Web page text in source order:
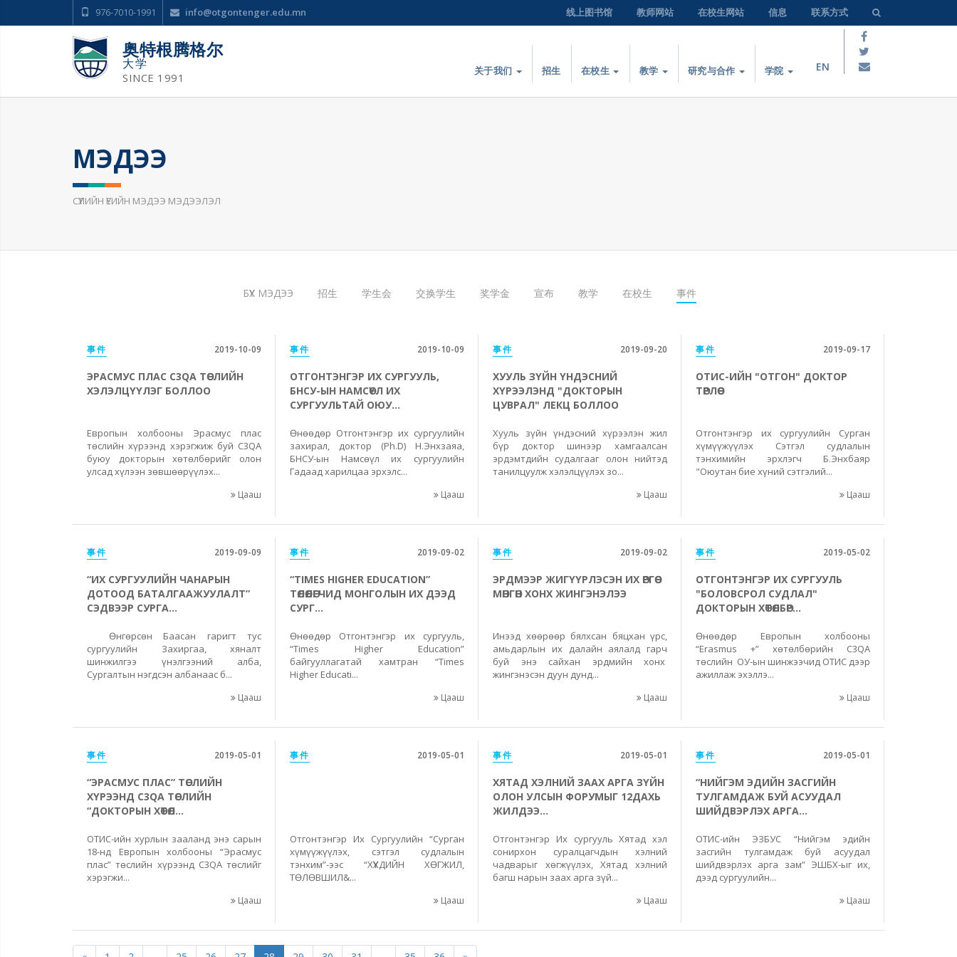
976-7010-1991 info@otgontenger.edu.mn 线上图书馆 教师网站 在校生网站 信息 联系方式
奥特根腾格尔
大学
SINCE 1991 关于我们 招生 在校生 教学 研究与合作 学院 EN
МЭДЭЭ
СҮҮЛИЙН ҮЕИЙН МЭДЭЭ МЭДЭЭЛЭЛ
БҮХ МЭДЭЭ 招生 学生会 交换学生 奖学金 宣布 教学 在校生 事件
事件 2019-10-09
ЭРАСМУС ПЛАС C3QA ТӨСЛИЙН
ХЭЛЭЛЦҮҮЛЭГ БОЛЛОО
Европын холбооны Эрасмус плас
төслийн хүрээнд хэрэгжиж буй C3QA
буюу докторын хөтөлбөрийг олон
улсад хүлээн зөвшөөрүүлэх...
Цааш
事件 2019-10-09
ОТГОНТЭНГЭР ИХ СУРГУУЛЬ,
БНСУ-ЫН НАМСӨҮЛ ИХ
СУРГУУЛЬТАЙ ОЮУ...
Өнөөдөр Отгонтэнгэр их сургуулийн
захирал, доктор (Ph.D) Н.Энхзаяа,
БНСУ-ын Намсөүл их сургуулийн
Гадаад харилцаа эрхэлс...
Цааш
事件 2019-09-20
ХУУЛЬ ЗҮЙН ҮНДЭСНИЙ
ХҮРЭЭЛЭНД "ДОКТОРЫН
ЦУВРАЛ" ЛЕКЦ БОЛЛОО
Хууль зүйн үндэсний хүрээлэн жил
бүр доктор шинээр хамгаалсан
эрдэмтдийн судалгааг олон нийтэд
танилцуулж хэлэлцүүлэх зо...
Цааш
事件 2019-09-17
ОТИС-ИЙН "ОТГОН" ДОКТОР
ТӨРЛӨӨ
Отгонтэнгэр их сургуулийн Сурган
хүмүүжүүлэх Сэтгэл судлалын
тэнхимийн эрхлэгч Б.Энхбаяр
"Оюутан бие хүний сэтгэлий...
Цааш
事件 2019-09-09
“ИХ СУРГУУЛИЙН ЧАНАРЫН
ДОТООД БАТАЛГААЖУУЛАЛТ”
СЭДВЭЭР СУРГА...
Өнгөрсөн Баасан гаригт тус
сургуулийн Захиргаа, хяналт
шинжилгээ үнэлгээний алба,
Сургалтын нэгдсэн албанаас б...
Цааш
事件 2019-09-02
“TIMES HIGHER EDUCATION”
ТӨЛӨӨЛӨГЧИД МОНГОЛЫН ИХ ДЭЭД
СУРГ...
Өнөөдөр Отгонтэнгэр их сургууль,
“Times Higher Education”
байгууллагатай хамтран “Times
Higher Educati...
Цааш
事件 2019-09-02
ЭРДМЭЭР ЖИГҮҮРЛЭСЭН ИХ ӨРГӨӨ
МӨНГӨН ХОНХ ЖИНГЭНЭЛЭЭ
Инээд хөөрөөр бялхсан бяцхан үрс,
амьдарлын их далайн аялалд гарч
буй энэ сайхан эрдмийн хонх
жингэнэсэн дуун дунд...
Цааш
事件 2019-05-02
ОТГОНТЭНГЭР ИХ СУРГУУЛЬ
"БОЛОВСРОЛ СУДЛАЛ"
ДОКТОРЫН ХӨТӨЛБӨР...
Өнөөдөр Европын холбооны
“Erasmus +” хөтөлбөрийн C3QA
төслийн ОУ-ын шинжээчид ОТИС дээр
ажиллаж эхэллэ...
Цааш
事件 2019-05-01
“ЭРАСМУС ПЛАС” ТӨСЛИЙН
ХҮРЭЭНД C3QA ТӨСЛИЙН
“ДОКТОРЫН ХӨТӨЛ...
ОТИС-ийн хурлын зааланд энэ сарын
18-нд Европын холбооны “Эрасмус
плас” төслийн хүрээнд C3QA төслийг
хэрэгжи...
Цааш
事件 2019-05-01
Отгонтэнгэр Их Сургуулийн “Сурган
хүмүүжүүлэх, сэтгэл судлалын
тэнхим”-ээс “ХҮҮХДИЙН ХӨГЖИЛ,
ТӨЛӨВШИЛ&...
Цааш
事件 2019-05-01
ХЯТАД ХЭЛНИЙ ЗААХ АРГА ЗҮЙН
ОЛОН УЛСЫН ФОРУМЫГ 12ДАХЬ
ЖИЛДЭЭ...
Отгонтэнгэр Их сургууль Хятад хэл
сонирхон суралцагчдын хэлний
чадварыг хөгжүүлэх, Хятад хэлний
багш нарын заах арга зүй...
Цааш
事件 2019-05-01
“НИЙГЭМ ЭДИЙН ЗАСГИЙН
ТУЛГАМДАЖ БУЙ АСУУДАЛ
ШИЙДВЭРЛЭХ АРГА...
ОТИС-ийн ЭЗБУС “Нийгэм эдийн
засгийн тулгамдаж буй асуудал
шийдвэрлэх арга зам” ЭШБХ-ыг их,
дээд сургуулийн...
Цааш